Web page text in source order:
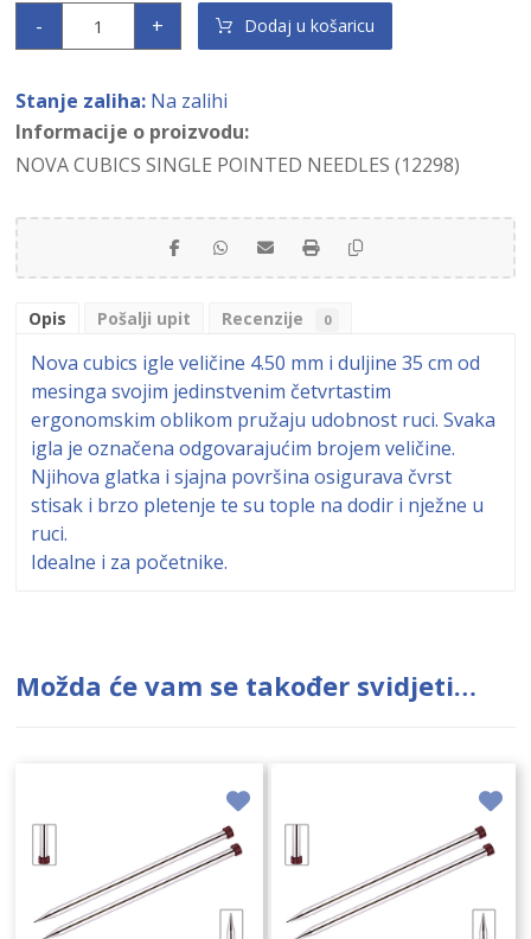
- + Dodaj u košaricu
Stanje zaliha: Na zalihi
Informacije o proizvodu:
NOVA CUBICS SINGLE POINTED NEEDLES (12298)
Opis Pošalji upit Recenzije 0
Nova cubics igle veličine 4.50 mm i duljine 35 cm od
mesinga svojim jedinstvenim četvrtastim
ergonomskim oblikom pružaju udobnost ruci. Svaka
igla je označena odgovarajućim brojem veličine.
Njihova glatka i sjajna površina osigurava čvrst
stisak i brzo pletenje te su tople na dodir i nježne u
ruci.
Idealne i za početnike.
Možda će vam se također svidjeti…